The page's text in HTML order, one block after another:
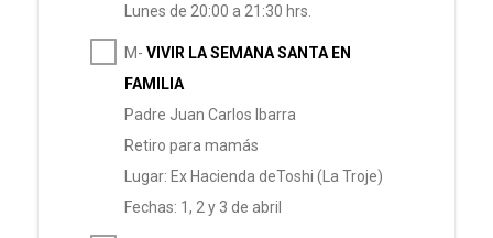
Lunes de 20:00 a 21:30 hrs.
M- VIVIR LA SEMANA SANTA EN
FAMILIA
Padre Juan Carlos Ibarra
Retiro para mamás
Lugar: Ex Hacienda deToshi (La Troje)
Fechas: 1, 2 y 3 de abril